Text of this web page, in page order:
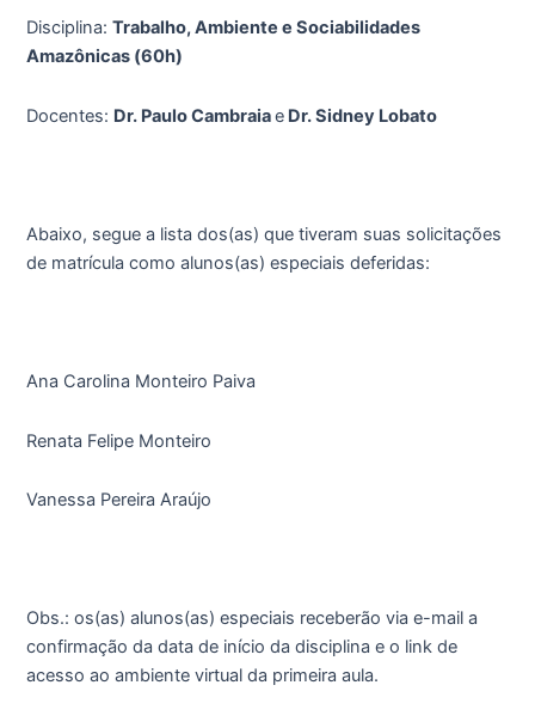
Disciplina:Trabalho, Ambiente e Sociabilidades
Amazônicas (60h)
Docentes: Dr. Paulo Cambraiae Dr. Sidney Lobato
Abaixo, segue a lista dos(as) que tiveram suas solicitações
de matrícula como alunos(as) especiais deferidas:
Ana Carolina Monteiro Paiva
Renata Felipe Monteiro
Vanessa Pereira Araújo
Obs.: os(as) alunos(as) especiais receberão via e-mail a
confirmação da data de início da disciplina e o link de
acesso ao ambiente virtual da primeira aula.
Sociabilidades
Amazônicas